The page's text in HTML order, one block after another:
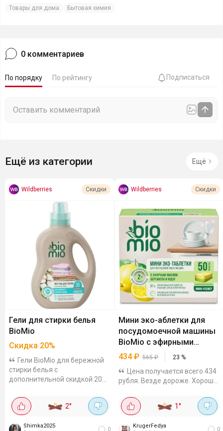
Товары для дома Бытовая химия
0 комментариев
По порядку По рейтингу Подписаться
Ещё из категории Ещё
Wildberries Скидки
Гели для стирки белья
BioMio
Скидка 20%
Гели BioMio для бережной
стирки белья с
дополнительной скидкой 20%.
типов тканей. Собрала
подборку: для детского белья,
900мл за 389₽. Гель 0+,...
2°
Shimka2025
0
Wildberries Скидки
Мини эко-аблетки для
посудомоечной машины
BioMio с эфирными
маслами бергамота и
434₽ 565₽ 23 %
Цена получается всего 434
рубля. Везде дороже. Хорошо
неприятные запахи, посуда
остаётся чистая и без
мыться детской...
1°
KrugerFedya
0